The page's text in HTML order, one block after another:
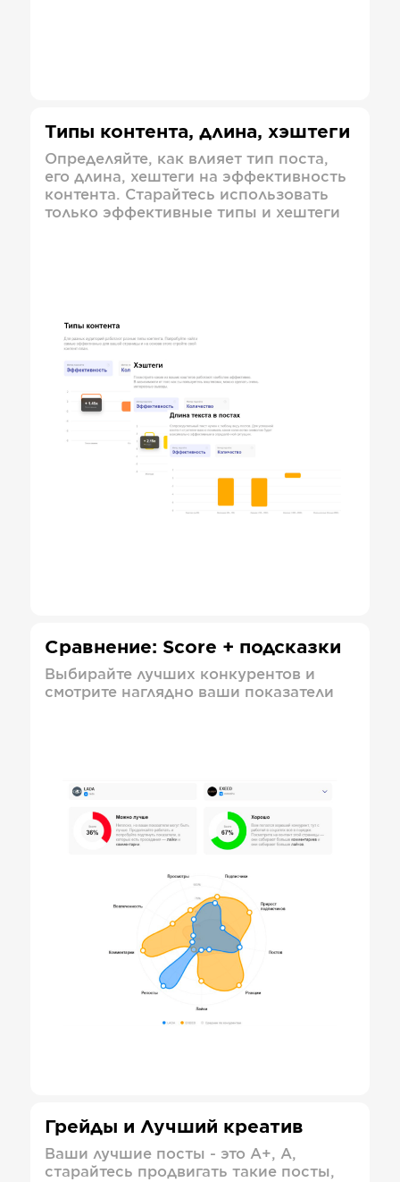
Типы контента, длина, хэштеги
Определяйте, как влияет тип поста,
его длина, хештеги на эффективность
контента. Старайтесь использовать
только эффективные типы и хештеги
Сравнение: Score + подсказки
Выбирайте лучших конкурентов и
смотрите наглядно ваши показатели
Грейды и Лучший креатив
Ваши лучшие посты - это А+, А,
старайтесь продвигать такие посты,